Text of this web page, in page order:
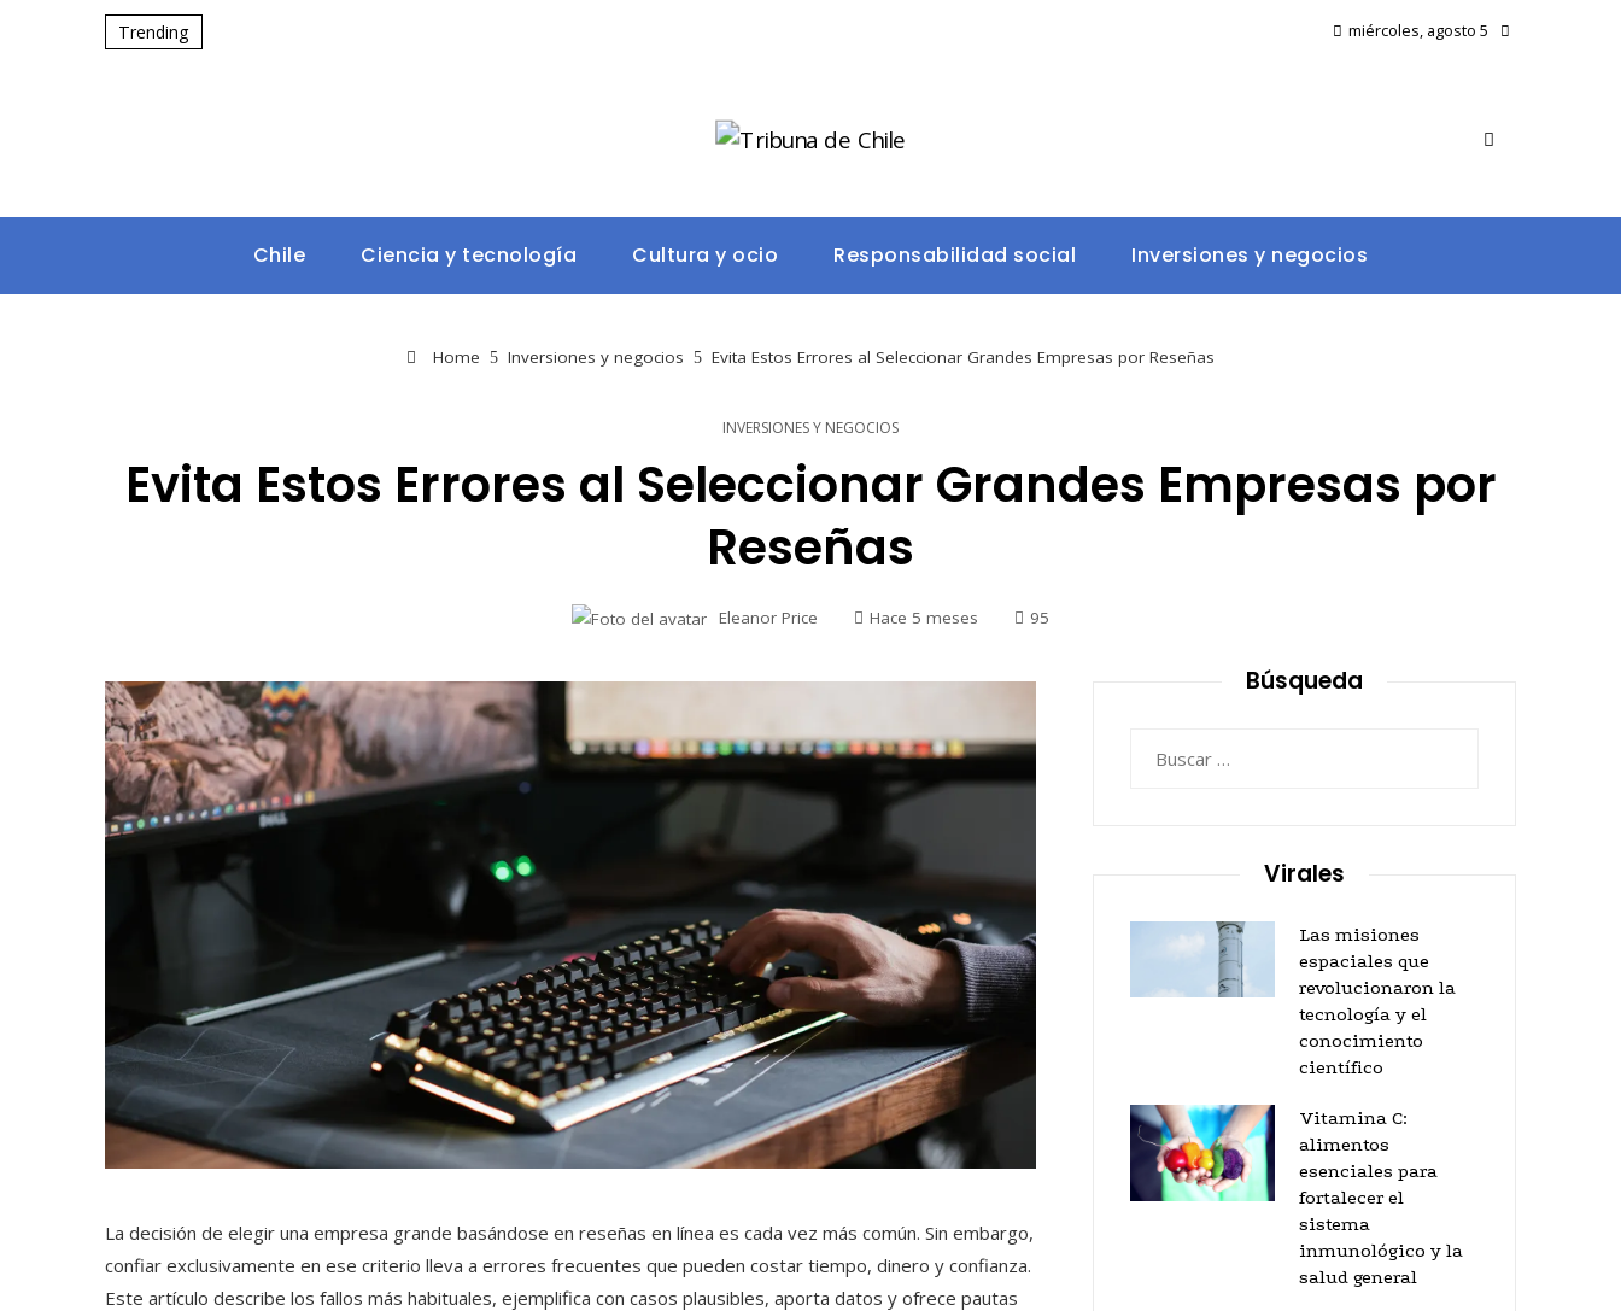
Trending miércoles, agosto 5
Chile Ciencia y tecnología Cultura y ocio Responsabilidad social Inversiones y negocios
Home Inversiones y negocios Evita Estos Errores al Seleccionar Grandes Empresas por Reseñas
INVERSIONES Y NEGOCIOS
Evita Estos Errores al Seleccionar Grandes Empresas por
Reseñas
Eleanor Price Hace 5 meses 95
La decisión de elegir una empresa grande basándose en reseñas en línea es cada vez más común. Sin embargo,
confiar exclusivamente en ese criterio lleva a errores frecuentes que pueden costar tiempo, dinero y confianza.
Este artículo describe los fallos más habituales, ejemplifica con casos plausibles, aporta datos y ofrece pautas
Búsqueda
Virales
Las misiones
espaciales que
revolucionaron la
tecnología y el
conocimiento
científico
Vitamina C:
alimentos
esenciales para
fortalecer el
sistema
inmunológico y la
salud general